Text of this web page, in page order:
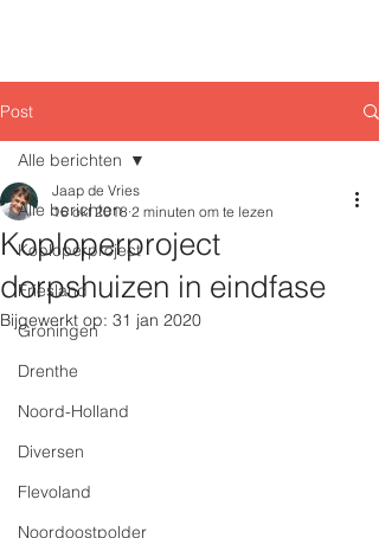
Post
Alle berichten
Koploperproject
Friesland
Groningen
Drenthe
Noord-Holland
Diversen
Flevoland
Noordoostpolder
Alle berichten
Koploperproject
dorpshuizen in eindfase
Jaap de Vries
16 okt 2018 2 minuten om te lezen
Bijgewerkt op: 31 jan 2020